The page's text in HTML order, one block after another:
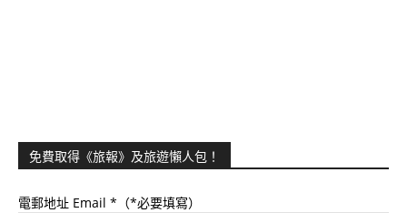
免費取得《旅報》及旅遊懶人包！
電郵地址 Email *（*必要填寫）